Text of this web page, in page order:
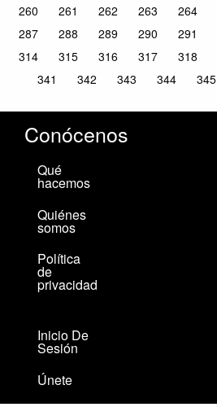
260
261 262 263 264
287
288 289 290 291
314
315 316 317 318
341
342 343 344 345
Conócenos
Qué
hacemos
Quiénes
somos
Política
de
privacidad
Inicio De
Sesión
Únete